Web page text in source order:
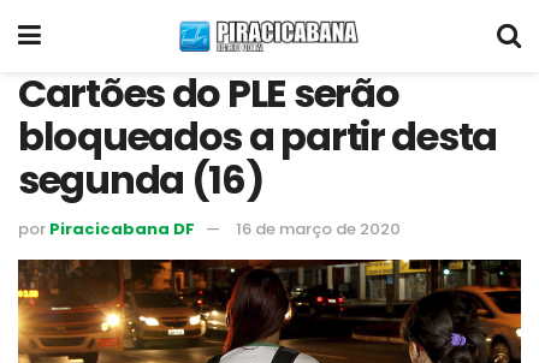
Cartões do PLE serão
bloqueados a partir desta
segunda (16)
por Piracicabana DF 16 de março de 2020